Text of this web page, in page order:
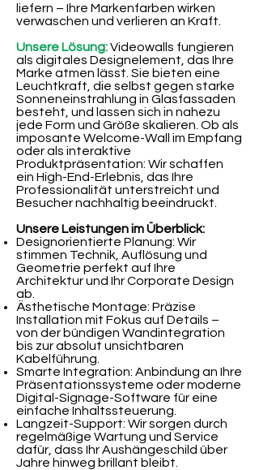
liefern – Ihre Markenfarben wirken
verwaschen und verlieren an Kraft.
Unsere Lösung:Videowalls fungieren
als digitales Designelement, das Ihre
Marke atmen lässt. Sie bieten eine
Leuchtkraft, die selbst gegen starke
Sonneneinstrahlung in Glasfassaden
besteht, und lassen sich in nahezu
jede Form und Größe skalieren. Ob als
imposante Welcome-Wall im Empfang
oder als interaktive
Produktpräsentation: Wir schaffen
ein High-End-Erlebnis, das Ihre
Professionalität unterstreicht und
Besucher nachhaltig beeindruckt.
Unsere Leistungen im Überblick:
Designorientierte Planung: Wir
stimmen Technik, Auflösung und
Geometrie perfekt auf Ihre
Architektur und Ihr Corporate Design
ab.
Ästhetische Montage: Präzise
Installation mit Fokus auf Details –
von der bündigen Wandintegration
bis zur absolut unsichtbaren
Kabelführung.
Smarte Integration: Anbindung an Ihre
Präsentationssysteme oder moderne
Digital-Signage-Software für eine
einfache Inhaltssteuerung.
Langzeit-Support: Wir sorgen durch
regelmäßige Wartung und Service
dafür, dass Ihr Aushängeschild über
Jahre hinweg brillant bleibt.